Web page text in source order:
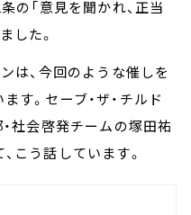
の「意見を聞かれ、正当
した。
は、今回のような催しを
す。セーブ・ザ・チルド
社会啓発チームの塚田祐
こう話しています。